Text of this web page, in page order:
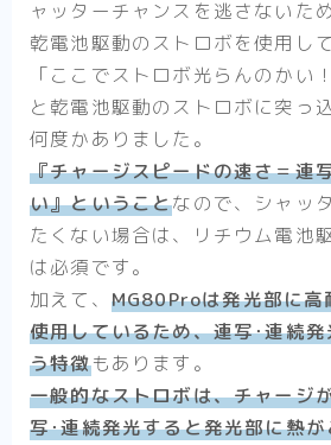
ャッターチャンスを逃さないため
乾電池駆動のストロボを使用し
「ここでストロボ光らんのかい！
と乾電池駆動のストロボに突っ
何度かありました。
『チャージスピードの速さ＝連
い』ということなので、シャッ
たくない場合は、リチウム電池
は必須です。
加えて、 MG80Proは発光部に
使用しているため、連写･連続
う特徴もあります。
一般的なストロボは、チャージ
写･連続発光すると発光部に熱